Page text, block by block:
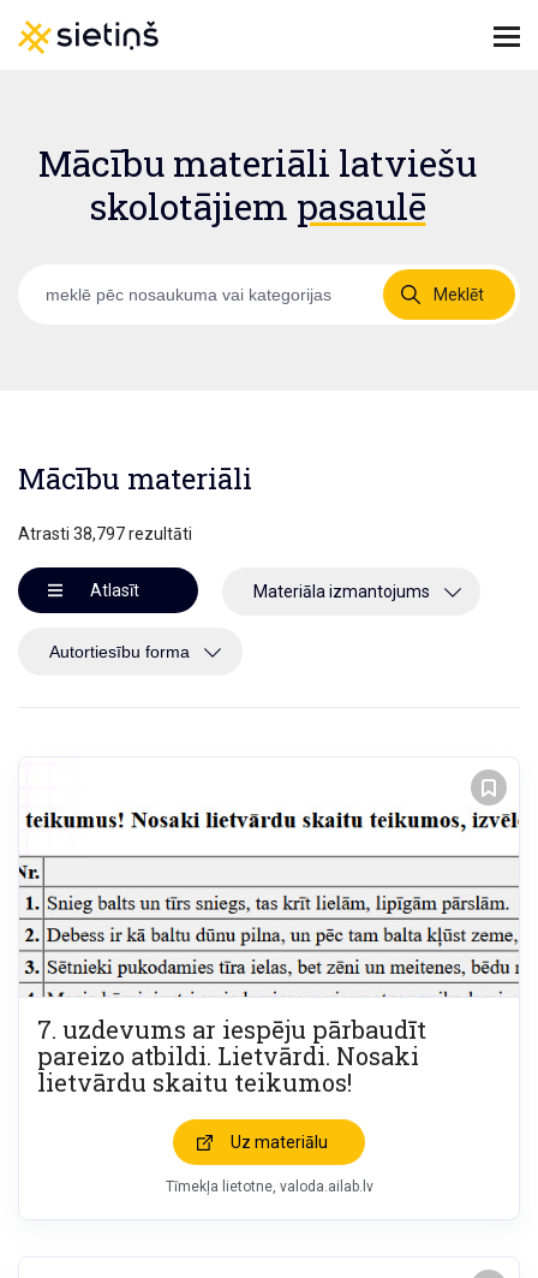
Mācību materiāli latviešu
skolotājiem pasaulē
Meklēt
Mācību materiāli
Atrasti 38,797 rezultāti
Atlasīt Materiāla izmantojums
7. uzdevums ar iespēju pārbaudīt
pareizo atbildi. Lietvārdi. Nosaki
lietvārdu skaitu teikumos!
Uz materiālu
Tīmekļa lietotne valoda.ailab.lv